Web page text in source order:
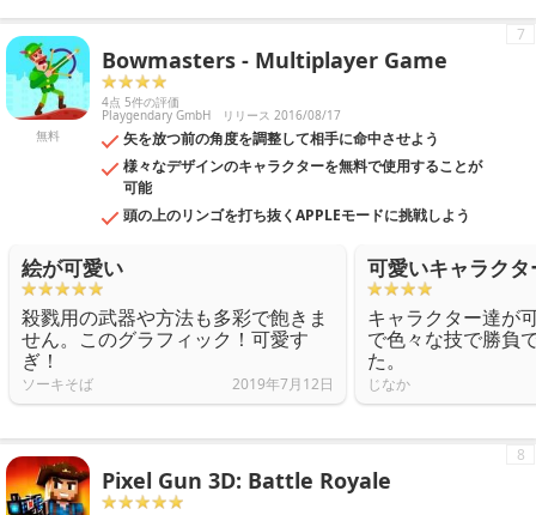
無料
Bowmasters - Multiplayer Game
4点 5件の評価
Playgendary GmbH リリース 2016/08/17
矢を放つ前の角度を調整して相手に命中させよう
様々なデザインのキャラクターを無料で使用することが
可能
頭の上のリンゴを打ち抜くAPPLEモードに挑戦しよう
7
絵が可愛い
殺戮用の武器や方法も多彩で飽きま
せん。このグラフィック！可愛す
ぎ！
ソーキそば 2019年7月12日
可愛いキャラク
キャラクター達が
で色々な技で勝負
た。
じなか
Pixel Gun 3D: Battle Royale
8